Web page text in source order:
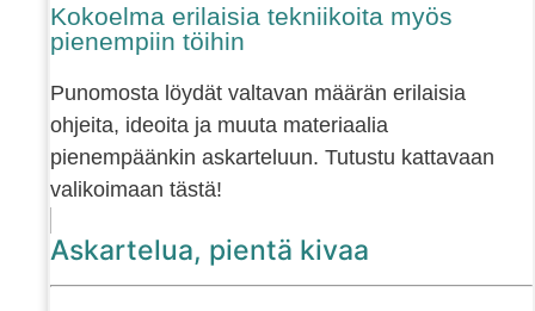
Kokoelma erilaisia tekniikoita myös
pienempiin töihin
Punomosta löydät valtavan määrän erilaisia
ohjeita, ideoita ja muuta materiaalia
pienempäänkin askarteluun. Tutustu kattavaan
valikoimaan tästä!
Askartelua, pientä kivaa